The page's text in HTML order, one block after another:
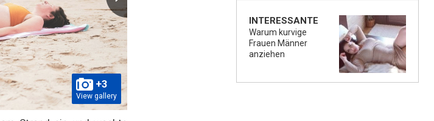
+3
View gallery
INTERESSANTE
Warum kurvige
Frauen Männer
anziehen